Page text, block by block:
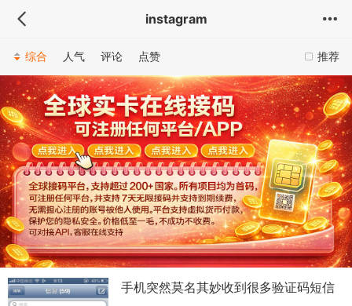
instagram
推荐
综合 人气 评论 点赞
手机突然莫名其妙收到很多验证码短信